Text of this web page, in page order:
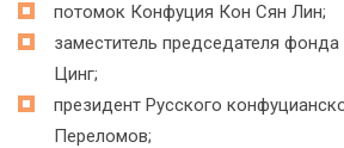
потомок Конфуция Кон Сян Лин;
заместитель председателя
Цинг;
президент Русского
Переломов;